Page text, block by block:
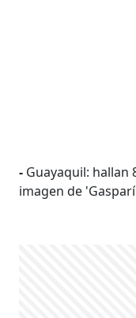
- Guayaquil: hallan
imagen de